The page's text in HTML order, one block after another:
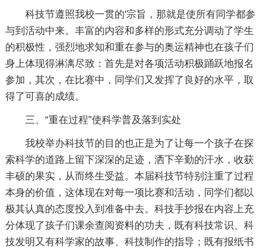
科技节遵照我校一贯的'宗旨，那就是使所有同学都参
与到活动中来。丰富的内容和多样的形式充分调动了学生
的积极性，强烈地求知和重在参与的奥运精神也在孩子们
身上体现得淋漓尽致：首先是对各项活动积极踊跃地报名
参加，其次，在比赛中，同学们又发挥了良好的水平，取
得了可喜的成绩。
三、“重在过程”使科学普及落到实处
我校举办科技节的目的也正是为了让每一个孩子在探
索科学的道路上留下深深的足迹，洒下辛勤的汗水，收获
丰硕的果实，从而终生受益。本届科技节特别注重了过程
本身的价值，这体现在对每一项比赛和活动，同学们都以
极其认真的态度投入到准备中去。科技手抄报在内容上充
分体现了孩子们课余查阅资料的功夫，既有科技常识、科
技发明又有科学家的故事、科技制作的指导；既有报纸书